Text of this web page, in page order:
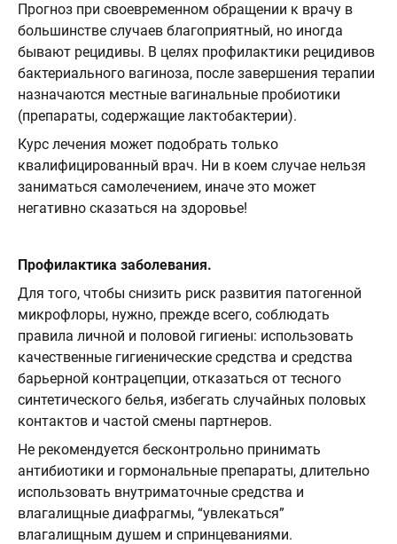
Прогноз при своевременном обращении к врачу в
большинстве случаев благоприятный, но иногда
бывают рецидивы. В целях профилактики рецидивов
бактериального вагиноза, после завершения терапии
назначаются местные вагинальные пробиотики
(препараты, содержащие лактобактерии).
Курс лечения может подобрать только
квалифицированный врач. Ни в коем случае нельзя
заниматься самолечением, иначе это может
негативно сказаться на здоровье!
Профилактика заболевания.
Для того, чтобы снизить риск развития патогенной
микрофлоры, нужно, прежде всего, соблюдать
правила личной и половой гигиены: использовать
качественные гигиенические средства и средства
барьерной контрацепции, отказаться от тесного
синтетического белья, избегать случайных половых
контактов и частой смены партнеров.
Не рекомендуется бесконтрольно принимать
антибиотики и гормональные препараты, длительно
использовать внутриматочные средства и
влагалищные диафрагмы, “увлекаться”
влагалищным душем и спринцеваниями.